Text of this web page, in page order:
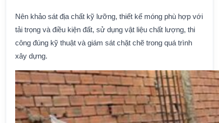
Nên khảo sát địa chất kỹ lưỡng, thiết kế móng phù hợp với
tải trọng và điều kiện đất, sử dụng vật liệu chất lượng, thi
công đúng kỹ thuật và giám sát chặt chẽ trong quá trình
xây dựng.